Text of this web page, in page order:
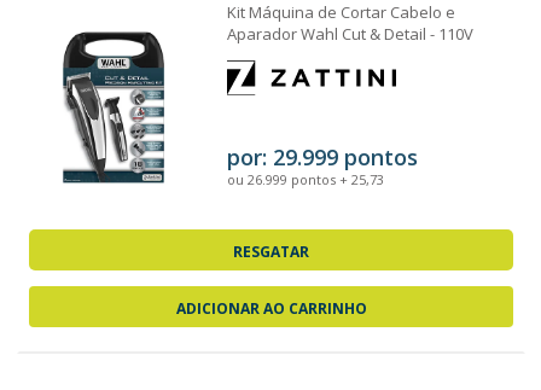
Kit Máquina de Cortar Cabelo e
Aparador Wahl Cut & Detail - 110V
por: 29.999 pontos
ou 26.999 pontos + 25,73
RESGATAR
ADICIONAR AO CARRINHO